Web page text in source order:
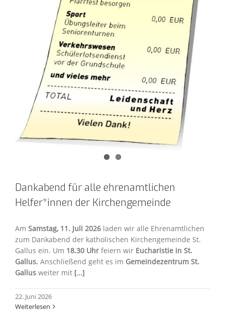
Dankabend für alle ehrenamtlichen
Helfer*innen der Kirchengemeinde
Am Samstag, 11. Juli 2026 laden wir alle Ehrenamtlichen
zum Dankabend der katholischen Kirchengemeinde St.
Gallus ein. Um 18.30 Uhr feiern wir Eucharistie in St.
Gallus. Anschließend geht es im Gemeindezentrum St.
Gallus weiter mit […]
22. Juni 2026
Weiterlesen